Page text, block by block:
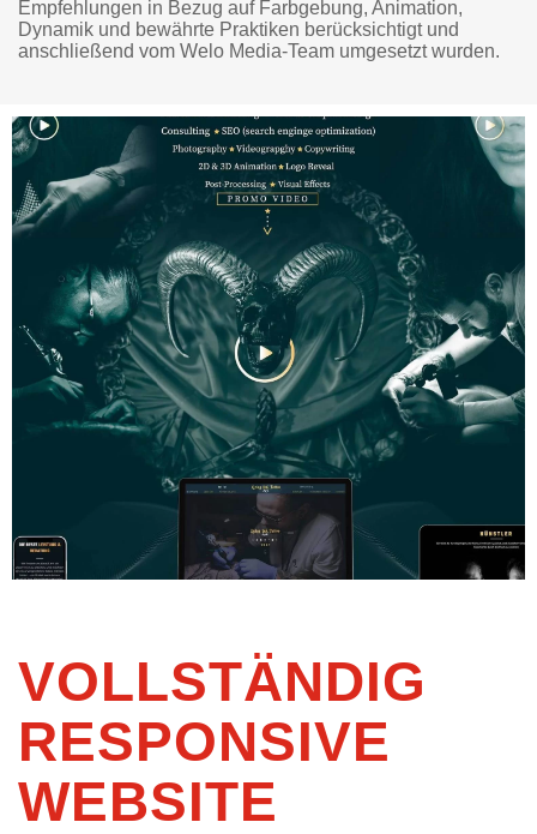
Empfehlungen in Bezug auf Farbgebung, Animation,
Dynamik und bewährte Praktiken berücksichtigt und
anschließend vom Welo Media-Team umgesetzt wurden.
VOLLSTÄNDIG
RESPONSIVE
WEBSITE